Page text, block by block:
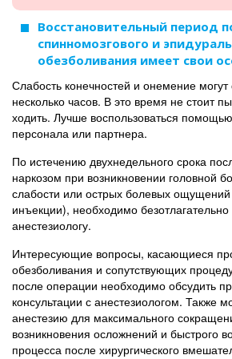
Восстановительный период
спинномозгового и
обезболивания имеет свои
Слабость конечностей и онемение могут
несколько часов. В это время не стоит
ходить. Лучше воспользоваться
персонала или партнера.
По истечению двухнедельного срока
наркозом при возникновении головной
слабости или острых болевых
инъекции), необходимо безотлагательно
анестезиологу.
Интересующие вопросы, касающиеся
обезболивания и сопутствующих
после операции необходимо обсудить
консультации с анестезиологом. Также
анестезию для максимального
возникновения осложнений и быстрого
процесса после хирургического